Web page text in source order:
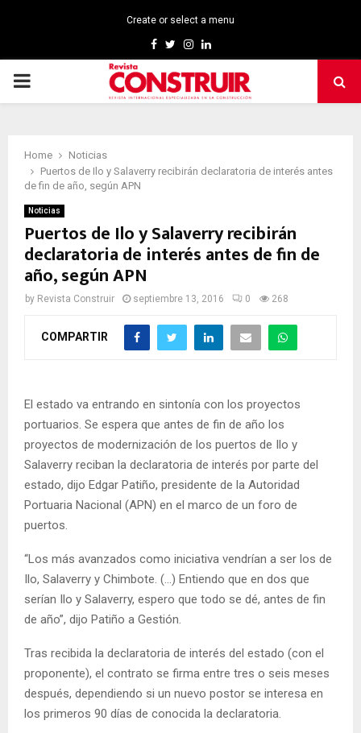
Create or select a menu
Facebook
TwitterInstagram
Linkedin
PRIMARY
Home
Noticias
Puertos de Ilo y Salaverry recibirán declaratoria de interés antes
de fin de año, según APN
Noticias
Puertos de Ilo y Salaverry recibirán
declaratoria de interés antes de fin de
año, según APN
by Revista Construir septiembre 13, 2016 0 268
COMPARTIR
El estado va entrando en sintonía con los proyectos
portuarios. Se espera que antes de fin de año los
proyectos de modernización de los puertos de Ilo y
Salaverry reciban la declaratoria de interés por parte del
estado, dijo Edgar Patiño, presidente de la Autoridad
Portuaria Nacional (APN) en el marco de un foro de
puertos.
“Los más avanzados como iniciativa vendrían a ser los de
Ilo, Salaverry y Chimbote. (…) Entiendo que en dos que
serían Ilo y Salaverry, espero que todo se dé, antes de fin
de año”, dijo Patiño a Gestión.
Tras recibida la declaratoria de interés del estado (con el
proponente), el contrato se firma entre tres o seis meses
después, dependiendo si un nuevo postor se interesa en
los primeros 90 días de conocida la declaratoria.